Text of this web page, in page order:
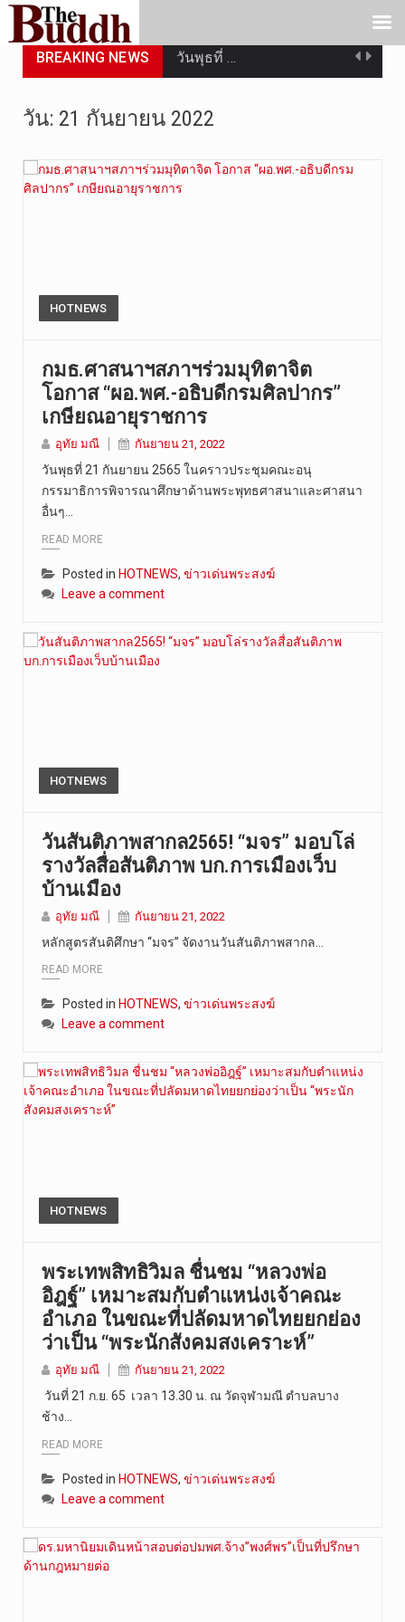
BREAKING NEWS วันพุธที่ …
วันที่ 3 ก…
การประกาศใ…
วัน: 21 กันยายน 2022
HOTNEWS
กมธ.ศาสนาฯสภาฯร่วมมุทิตาจิต
โอกาส “ผอ.พศ.-อธิบดีกรมศิลปากร”
เกษียณอายุราชการ
อุทัย มณี กันยายน 21, 2022
วันพุธที่ 21 กันยายน 2565 ในคราวประชุมคณะอนุ
กรรมาธิการพิจารณาศึกษาด้านพระพุทธศาสนาและศาสนา
อื่นๆ…
READ MORE
Posted in HOTNEWS, ข่าวเด่นพระสงฆ์
Leave a comment
HOTNEWS
วันสันติภาพสากล2565! “มจร” มอบโล่
รางวัลสื่อสันติภาพ บก.การเมืองเว็บ
บ้านเมือง
อุทัย มณี กันยายน 21, 2022
หลักสูตรสันติศึกษา “มจร” จัดงานวันสันติภาพสากล…
READ MORE
Posted in HOTNEWS, ข่าวเด่นพระสงฆ์
Leave a comment
HOTNEWS
พระเทพสิทธิวิมล ชื่นชม “หลวงพ่อ
อิฎฐ์” เหมาะสมกับตำแหน่งเจ้าคณะ
อำเภอ ในขณะที่ปลัดมหาดไทยยกย่อง
ว่าเป็น “พระนักสังคมสงเคราะห์”
อุทัย มณี กันยายน 21, 2022
วันที่ 21 ก.ย. 65 เวลา 13.30 น. ณ วัดจุฬามณี ตำบลบาง
ช้าง…
READ MORE
Posted in HOTNEWS, ข่าวเด่นพระสงฆ์
Leave a comment